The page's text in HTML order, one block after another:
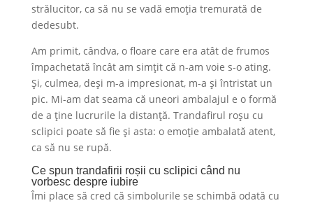
strălucitor, ca să nu se vadă emoția tremurată de
dedesubt.
Am primit, cândva, o floare care era atât de frumos
împachetată încât am simțit că n-am voie s-o ating.
Și, culmea, deși m-a impresionat, m-a și întristat un
pic. Mi-am dat seama că uneori ambalajul e o formă
de a ține lucrurile la distanță. Trandafirul roșu cu
sclipici poate să fie și asta: o emoție ambalată atent,
ca să nu se rupă.
Ce spun trandafirii roșii cu sclipici când nu
vorbesc despre iubire
Îmi place să cred că simbolurile se schimbă odată cu